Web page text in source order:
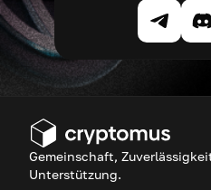
Gemeinschaft,
Unterstützung.